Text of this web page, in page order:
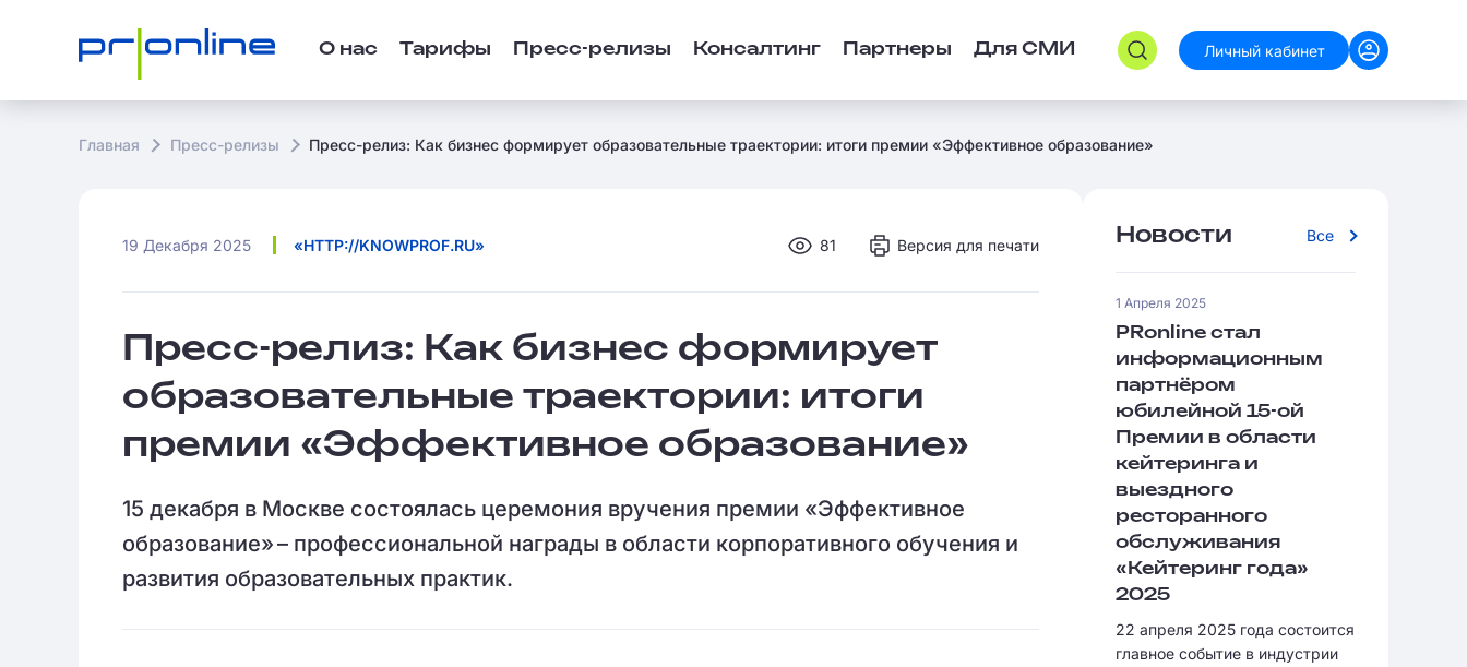
О нас Тарифы Пресс-релизы Консалтинг Партнеры Для СМИ Личный кабинет
Главная Пресс-релизы Пресс-релиз: Как бизнес формирует образовательные траектории: итоги премии «Эффективное образование»
19 Декабря 2025 «HTTP://KNOWPROF.RU» 81 Версия для печати
Пресс-релиз: Как бизнес формирует
образовательные траектории: итоги
премии «Эффективное образование»
15 декабря в Москве состоялась церемония вручения премии «Эффективное
образование» – профессиональной награды в области корпоративного обучения и
развития образовательных практик.
Новости Все
1 Апреля 2025
PRonline стал
информационным
партнёром
юбилейной 15-ой
Премии в области
кейтеринга и
выездного
ресторанного
обслуживания
«Кейтеринг года»
2025
22 апреля 2025 года состоится
главное событие в индустрии